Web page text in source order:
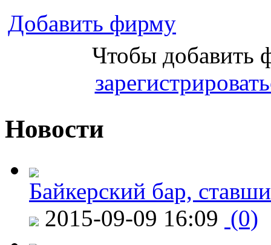
Добавить фирму
Чтобы добавить
Новости
Байкерский бар,
2015-09-09 16:09 (0)